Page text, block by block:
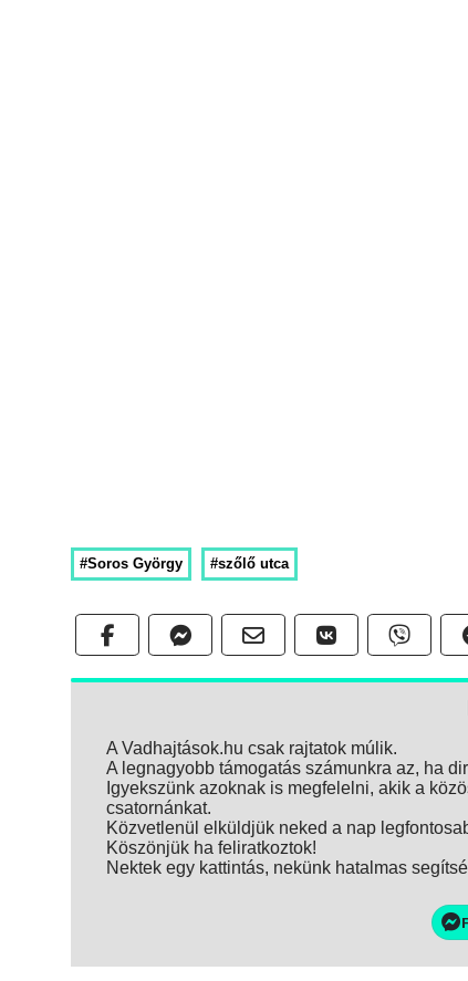
#Soros György #szőlő utca
A Vadhajtások.hu csak rajtatok múlik.
A legnagyobb támogatás számunkra az, ha
Igyekszünk azoknak is megfelelni, akik a
csatornánkat.
Közvetlenül elküldjük neked a nap
Köszönjük ha feliratkoztok!
Nektek egy kattintás, nekünk hatalmas